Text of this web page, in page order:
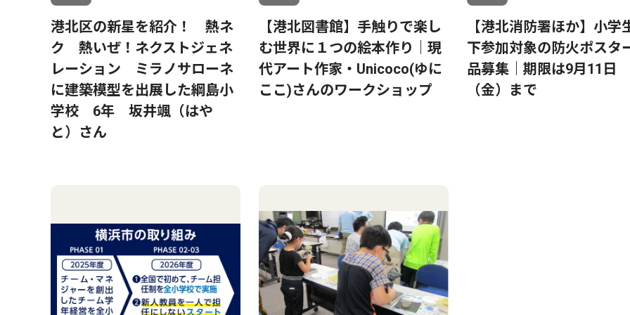
港北区の新星を紹介！ 熱ネ
ク 熱いぜ！ネクストジェネ
レーション ミラノサローネ
に建築模型を出展した綱島小
学校 6年 坂井颯（はや
と）さん
【港北図書館】手触りで楽し
む世界に１つの絵本作り｜現
代アート作家・Unicoco(ゆに
ここ)さんのワークショップ
【港北消防署ほか】小学
下参加対象の防火ポスタ
品募集｜期限は9月11日
（金）まで